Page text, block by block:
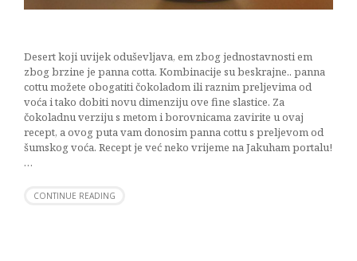
Desert koji uvijek oduševljava, em zbog jednostavnosti em
zbog brzine je panna cotta. Kombinacije su beskrajne.. panna
cottu možete obogatiti čokoladom ili raznim preljevima od
voća i tako dobiti novu dimenziju ove fine slastice. Za
čokoladnu verziju s metom i borovnicama zavirite u ovaj
recept, a ovog puta vam donosim panna cottu s preljevom od
šumskog voća. Recept je već neko vrijeme na Jakuham portalu!
…
CONTINUE READING